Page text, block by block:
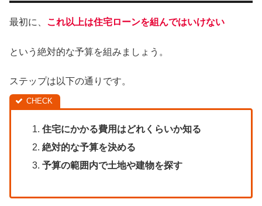
最初に、 これ以上は住宅ローンを組んではいけない
という絶対的な予算を組みましょう。
ステップは以下の通りです。
住宅にかかる費用はどれくらいか知る
絶対的な予算を決める
予算の範囲内で土地や建物を探す